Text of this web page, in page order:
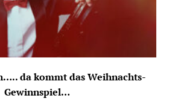
da kommt das Weihnachts-
Gewinnspiel…